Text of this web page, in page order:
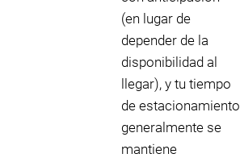
(en lugar de
depender de la
disponibilidad al
llegar), y tu tiempo
de estacionamiento
generalmente se
mantiene